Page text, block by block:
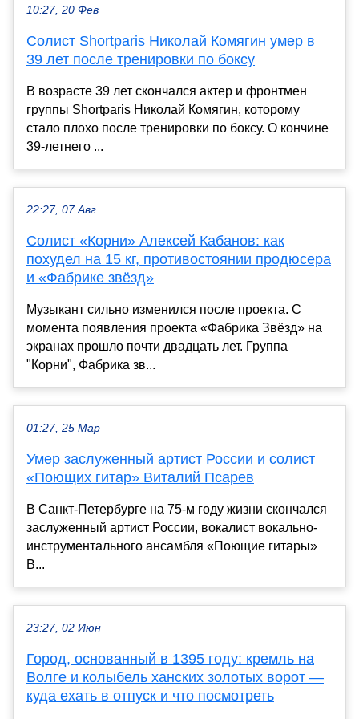
10:27, 20 Фев
Солист Shortparis Николай Комягин умер в
39 лет после тренировки по боксу
В возрасте 39 лет скончался актер и фронтмен
группы Shortparis Николай Комягин, которому
стало плохо после тренировки по боксу. О кончине
39-летнего ...
22:27, 07 Авг
Солист «Корни» Алексей Кабанов: как
похудел на 15 кг, противостоянии продюсера
и «Фабрике звёзд»
Музыкант сильно изменился после проекта. С
момента появления проекта «Фабрика Звёзд» на
экранах прошло почти двадцать лет. Группа
"Корни", Фабрика зв...
01:27, 25 Мар
Умер заслуженный артист России и солист
«Поющих гитар» Виталий Псарев
В Санкт-Петербурге на 75-м году жизни скончался
заслуженный артист России, вокалист вокально-
инструментального ансамбля «Поющие гитары»
В...
23:27, 02 Июн
Город, основанный в 1395 году: кремль на
Волге и колыбель ханских золотых ворот —
куда ехать в отпуск и что посмотреть